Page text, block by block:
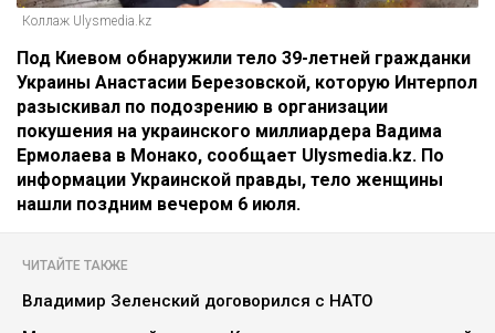
Коллаж Ulysmedia.kz
Под Киевом обнаружили тело 39-летней гражданки
Украины Анастасии Березовской, которую Интерпол
разыскивал по подозрению в организации
покушения на украинского миллиардера Вадима
Ермолаева в Монако, сообщает Ulysmedia.kz. По
информации Украинской правды, тело женщины
нашли поздним вечером 6 июля.
ЧИТАЙТЕ ТАКЖЕ
Владимир Зеленский договорился с НАТО